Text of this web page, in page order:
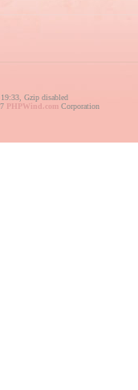
Gzip disabled
PHPWind.com Corporation